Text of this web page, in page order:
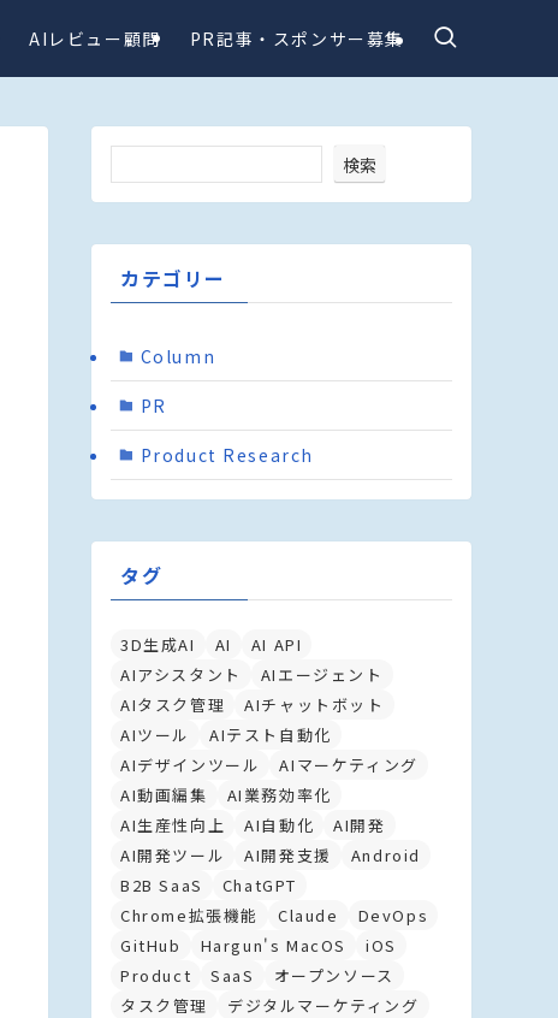
AIレビュー顧問 PR記事・スポンサー募集
検索
カテゴリー
Column
PR
Product Research
タグ
3D生成AI AI
AI API
AIアシスタント
AIエージェント
AIタスク管理
AIチャットボット
AIツール
AIテスト自動化
AIデザインツール
AIマーケティング
AI動画編集
AI業務効率化
AI生産性向上
AI自動化
AI開発
AI開発ツール
AI開発支援
Android
B2B SaaS
ChatGPT
Chrome拡張機能
Claude
DevOps
GitHub
Hargun's MacOS
iOS
Product
SaaS
オープンソース
タスク管理
デジタルマーケティング